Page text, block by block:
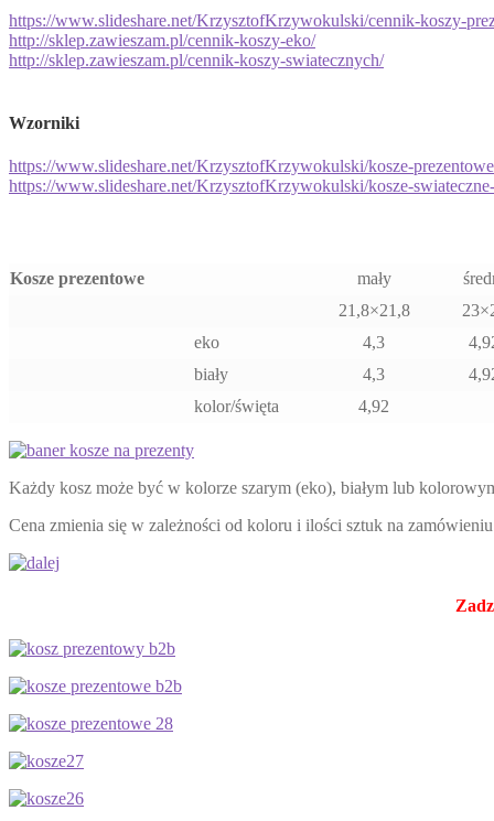
https://www.slideshare.net/KrzysztofKrzywokulski/cennik-koszy-
http://sklep.zawieszam.pl/cennik-koszy-eko/
http://sklep.zawieszam.pl/cennik-koszy-swiatecznych/
Wzorniki
https://www.slideshare.net/KrzysztofKrzywokulski/kosze-prezentowe
https://www.slideshare.net/KrzysztofKrzywokulski/kosze-
Kosze prezentowe mały
21,8×21,8
eko
4,3
biały
4,3
kolor/święta
4,92
Każdy kosz może być w kolorze szarym (eko), białym lub
Cena zmienia się w zależności od koloru i ilości sztuk na